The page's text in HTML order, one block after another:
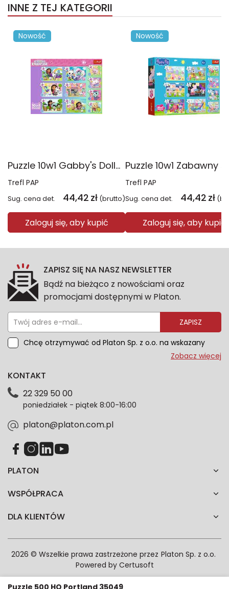
INNE Z TEJ KATEGORII
Nowość
Puzzle 10w1 Gabby's Dollhouse Gabby i jej świat 96014
Trefl PAP
Sug. cena det. 44,42 zł (brutto)
Zaloguj się, aby kupić
Nowość
Trefl PAP
Sug. cena det. 44,42 zł
Zaloguj się, aby kupić
Puzzle 500 HQ Portland 35049
ZAPISZ SIĘ NA NASZ NEWSLETTER
Bądź na bieżąco z nowościami oraz
promocjami dostępnymi w Platon.
ZAPISZ
Chcę otrzymywać od Platon Sp. z o.o. na wskazany
przeze mnie adres e-mail informacje marketingowe
dotyczące danych osobowych znajdziesz w naszej
każdym czasie. Wycofanie zgody nie wpłynie na
zgodność z prawem przetwarzania dokonanego przed
Zobacz więcej
PLATON
WSPÓŁPRACA
DLA KLIENTÓW
KONTAKT
22 329 50 00
poniedziałek - piątek 8:00-16:00
platon@platon.com.pl
2026 © Wszelkie prawa zastrzeżone przez Platon Sp. z o.o.
Powered by Certusoft